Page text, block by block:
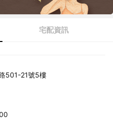
宅配資訊
501-21號5樓